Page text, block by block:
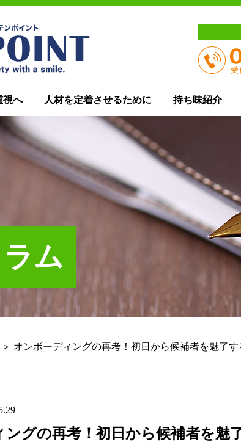
視へ 人材を定着させるために 持ち味紹介
ム
＞ オンボーディングの再考！初日から候補者を魅了す
ングの再考！初日から候補者を魅